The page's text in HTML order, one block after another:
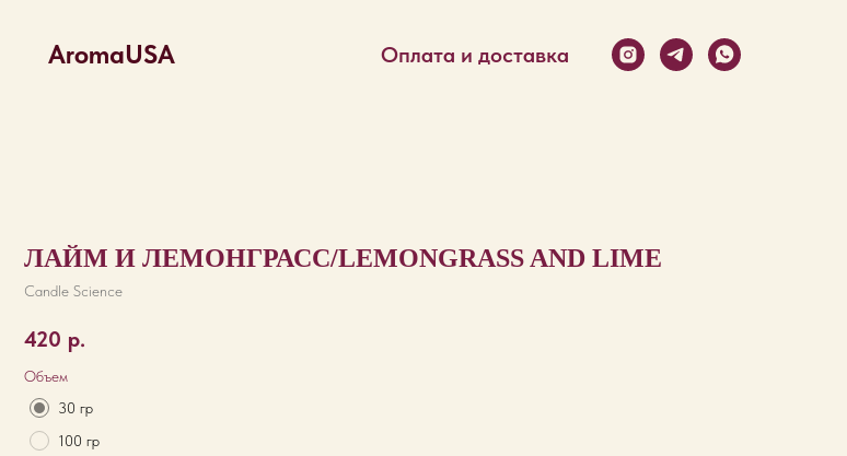
AromaUSA Оплата и доставка
ЛАЙМ И ЛЕМОНГРАСС/LEMONGRASS AND LIME
Candle Science
420 р.
Объем
30 гр
100 гр